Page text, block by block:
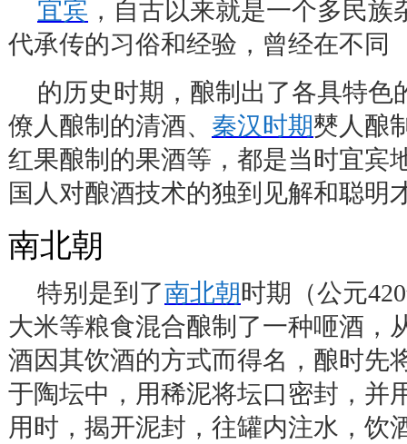
宜宾 ，自古以来就是一个多民
代承传的习俗和经验，曾经在不同
的历史时期，酿制出了各具特
僚人酿制的清酒、 秦汉时期僰人酿
红果酿制的果酒等，都是当时宜宾
国人对酿酒技术的独到见解和聪明
南北朝
特别是到了南北朝时期（公元420
大米等粮食混合酿制了一种咂酒，
酒因其饮酒的方式而得名，酿时先
于陶坛中，用稀泥将坛口密封，并
用时，揭开泥封，往罐内注水，饮